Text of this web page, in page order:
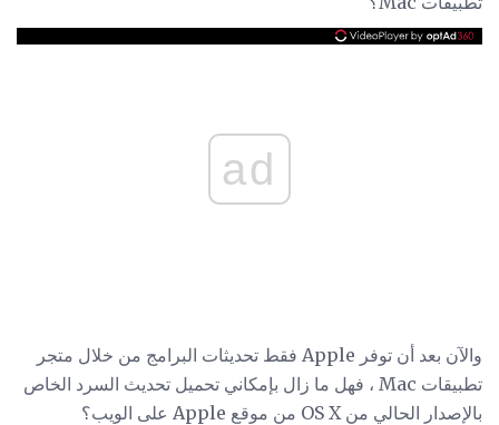
ad
والآن بعد أن توفر Apple فقط تحديثات البرامج من خلال متجر
تطبيقات Mac ، فهل ما زال بإمكاني تحميل تحديث السرد الخاص
بالإصدار الحالي من OS X من موقع Apple على الويب؟